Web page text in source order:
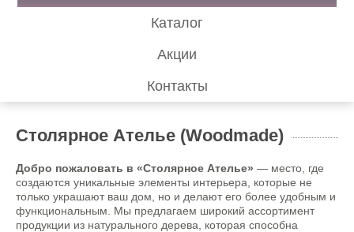
Каталог
Акции
Контакты
Столярное Ателье (Woodmade)
Добро пожаловать в «Столярное Ателье» — место, где
создаются уникальные элементы интерьера, которые не
только украшают ваш дом, но и делают его более удобным и
функциональным. Мы предлагаем широкий ассортимент
продукции из натурального дерева, которая способна